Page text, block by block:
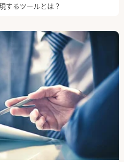
するツールとは？